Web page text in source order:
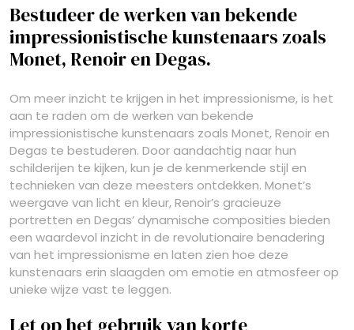
Bestudeer de werken van bekende
impressionistische kunstenaars zoals
Monet, Renoir en Degas.
Om meer inzicht te krijgen in het impressionisme, is het
aan te raden om de werken van bekende
impressionistische kunstenaars zoals Monet, Renoir en
Degas te bestuderen. Door aandachtig naar hun
schilderijen te kijken, kun je de kenmerkende stijl en
technieken van deze meesters ontdekken. Monet’s
weergave van licht en kleur, Renoir’s gracieuze
portretten en Degas’ dynamische composities bieden
een waardevol inzicht in de revolutionaire benadering
van het impressionisme en laten zien hoe deze
kunstenaars erin slaagden om emotie en atmosfeer op
unieke wijze vast te leggen.